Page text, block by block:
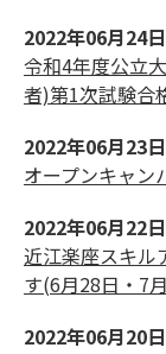
2022年06月24日
令和4年度公立
者)第1次試験合
2022年06月23日
オープンキャン
2022年06月22日
近江楽座スキル
す(6月28日・7
2022年06月20日